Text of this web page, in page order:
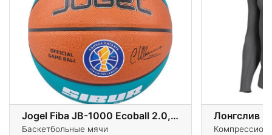
Jogel Fiba JB-1000 Ecoball 2.0,№6
Баскетбольные мячи
Лонгслив